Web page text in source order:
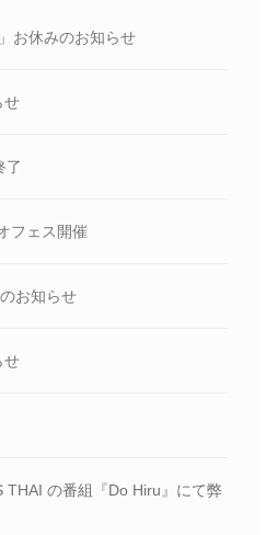
お休みのお知らせ
せ
了
ェス開催
お知らせ
せ
THAI の番組『Do Hiru』にて弊